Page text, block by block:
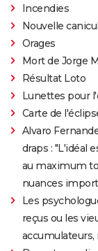
Incendies
Nouvelle
Orages
Mort de Jorge
Résultat Loto
Lunettes pour
Carte de
Alvaro
draps : "L'idéal
au maximum
nuances
Les
reçus ou les